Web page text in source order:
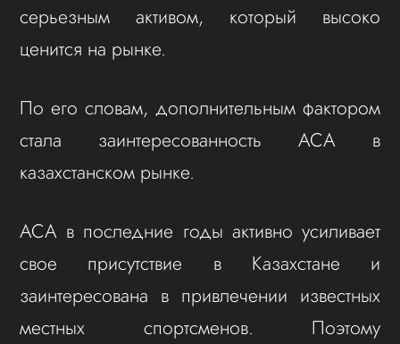
серьезным активом, который высоко
ценится на рынке.
По его словам, дополнительным фактором
стала заинтересованность ACA в
казахстанском рынке.
ACA в последние годы активно усиливает
свое присутствие в Казахстане и
заинтересована в привлечении известных
местных спортсменов. Поэтому